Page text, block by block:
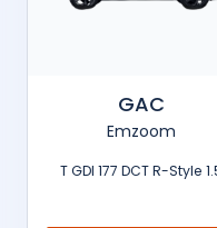
GAC
Emzoom
1.5 T GDI 177